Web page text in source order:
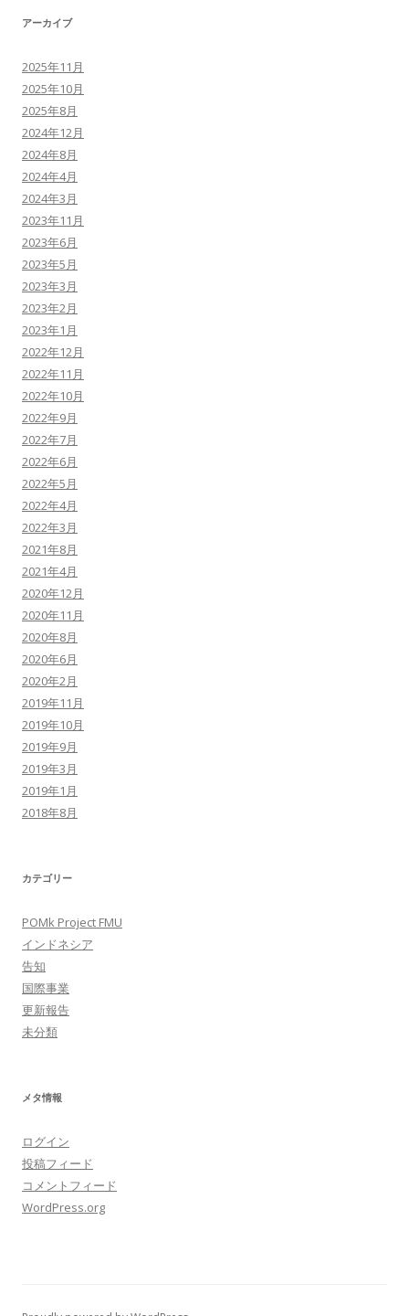
アーカイブ
2025年11月
2025年10月
2025年8月
2024年12月
2024年8月
2024年4月
2024年3月
2023年11月
2023年6月
2023年5月
2023年3月
2023年2月
2023年1月
2022年12月
2022年11月
2022年10月
2022年9月
2022年7月
2022年6月
2022年5月
2022年4月
2022年3月
2021年8月
2021年4月
2020年12月
2020年11月
2020年8月
2020年6月
2020年2月
2019年11月
2019年10月
2019年9月
2019年3月
2019年1月
2018年8月
カテゴリー
POMk Project FMU
インドネシア
告知
国際事業
更新報告
未分類
メタ情報
ログイン
投稿フィード
コメントフィード
WordPress.org